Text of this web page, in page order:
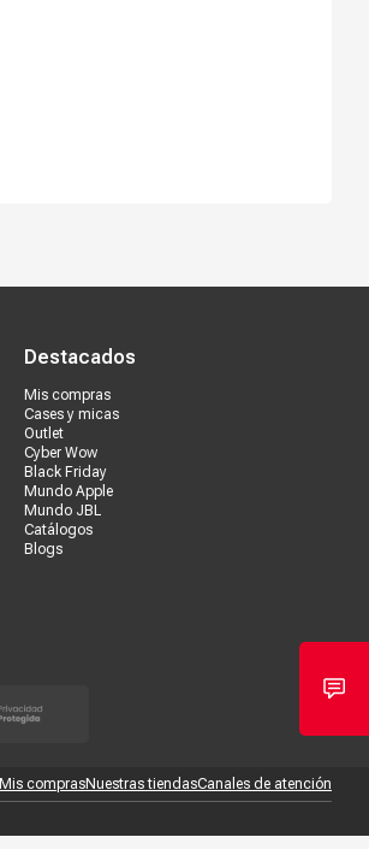
Destacados
Mis compras
Cases y micas
Outlet
Cyber Wow
Black Friday
Mundo Apple
Mundo JBL
Catálogos
Blogs
Mis comprasNuestras tiendasCanales de atención